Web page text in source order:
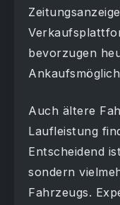
bevorzugen
Auch ältere
Laufleistung
Entscheidend
sondern
Fahrzeugs.